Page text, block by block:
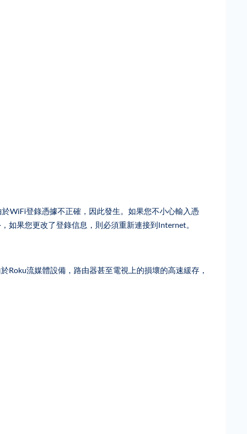
WiFi登錄憑據不正確，因此發生。如果您不小心輸入憑
如果您更改了登錄信息，則必須重新連接到Internet。
Roku流媒體設備，路由器甚至電視上的損壞的高速緩存，